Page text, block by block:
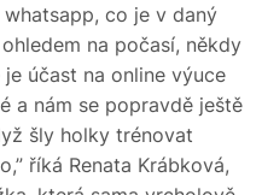
co je v daný
na počasí, někdy
účast na online výuce
a nám se popravdě ještě
šly holky trénovat
říká Renata Krábková,